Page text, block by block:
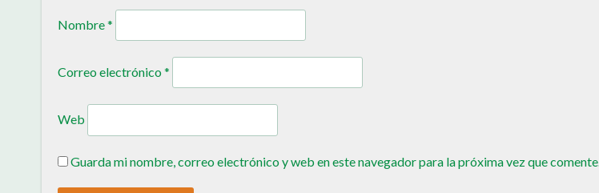
Nombre*
Correo electrónico*
Web
Guarda mi nombre, correo electrónico y web en este navegador para la próxima vez que comente.